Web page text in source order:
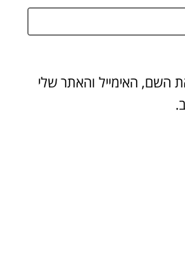
השם, האימייל והאתר שלי